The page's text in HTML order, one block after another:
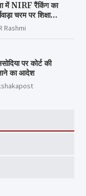
NIRF रैंकिंग का
चरम पर शिक्षा
Rashmi
पर कोर्ट की
का आदेश